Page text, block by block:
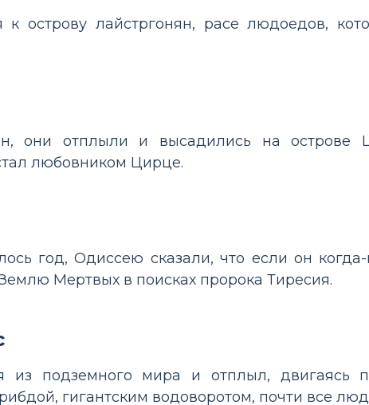
острову лайстргонян, расе людоедов,
они отплыли и высадились на
любовником Цирце.
год, Одиссею сказали, что если он
Мертвых в поисках пророка Тиресия.
из подземного мира и отплыл, двигаясь
гигантским водоворотом, почти все